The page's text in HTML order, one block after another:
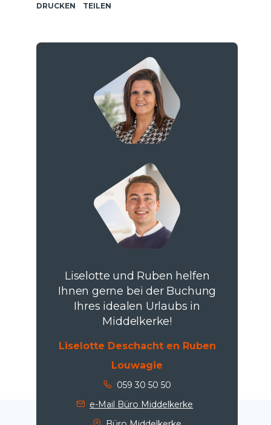
DRUCKEN TEILEN
Liselotte und Ruben helfen
Ihnen gerne bei der Buchung
Ihres idealen Urlaubs in
Middelkerke!
Liselotte Deschacht en Ruben
Louwagie
059 30 50 50
e-Mail Büro Middelkerke